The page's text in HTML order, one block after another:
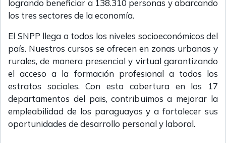
logrando beneficiar a 138.310 personas y abarcando
los tres sectores de la economía.
El SNPP llega a todos los niveles socioeconómicos del
país. Nuestros cursos se ofrecen en zonas urbanas y
rurales, de manera presencial y virtual garantizando
el acceso a la formación profesional a todos los
estratos sociales. Con esta cobertura en los 17
departamentos del pais, contribuimos a mejorar la
empleabilidad de los paraguayos y a fortalecer sus
oportunidades de desarrollo personal y laboral.